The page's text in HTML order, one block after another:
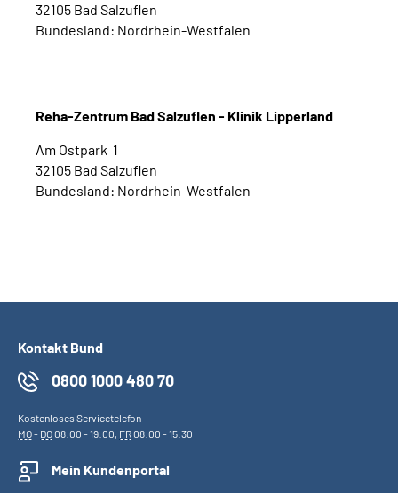
32105 Bad Salzuflen
Bundesland: Nordrhein-Westfalen
Reha-Zentrum Bad Salzuflen - Klinik Lipperland
Am Ostpark 1
32105 Bad Salzuflen
Bundesland: Nordrhein-Westfalen
Kontakt Bund
0800 1000 480 70
Kostenloses Servicetelefon
MO- DO08:00 - 19:00, FR08:00 - 15:30
Mein Kundenportal